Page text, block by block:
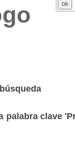
palabra clave